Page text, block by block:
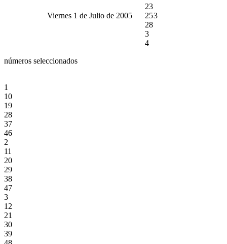
Viernes 1 de Julio de 2005
23
25
28
3
4
3
números seleccionados
1
10
19
28
37
46
2
11
20
29
38
47
3
12
21
30
39